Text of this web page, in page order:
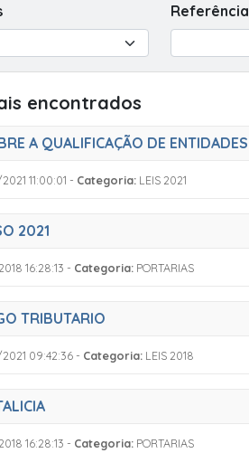
Referência
encontrados
11:00:01 - Categoria: LEIS 2021
2021
16:28:13 - Categoria: PORTARIAS
TRIBUTARIO
09:42:36 - Categoria: LEIS 2018
16:28:13 - Categoria: PORTARIAS